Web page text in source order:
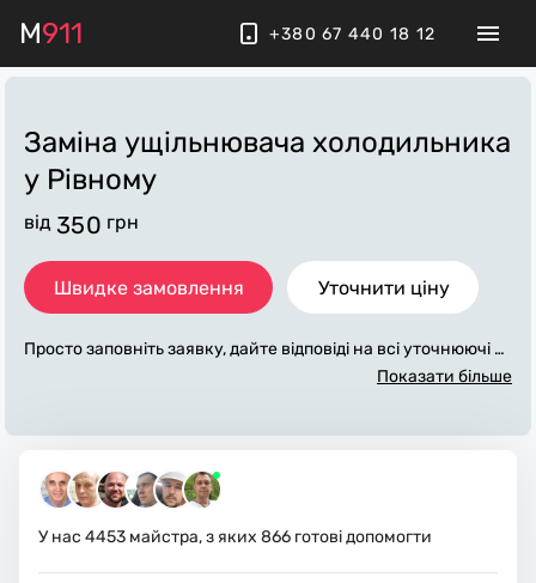
M911 +380 67 440 18 12
Заміна ущільнювача холодильника
у Рівному
від 350 грн
Швидке замовлення Уточнити ціну
Просто заповніть заявку, дайте відповіді на всі уточнюючі за
питання по «заміна ущільнювача холодильника». Ми зв'яж
матеріали. Виконавці стежать за чистотою та прибирають р
обоче місце.
Показати більше
У нас 4453 майстра, з яких 866 готові допомогти